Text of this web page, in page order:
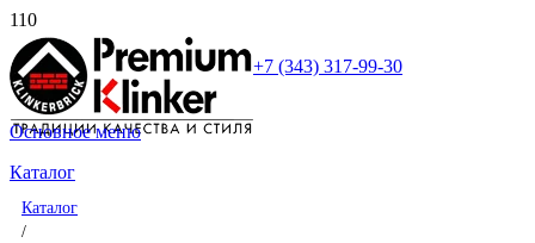
+7 (343) 317-99-30
Основное меню
Каталог
Каталог
/